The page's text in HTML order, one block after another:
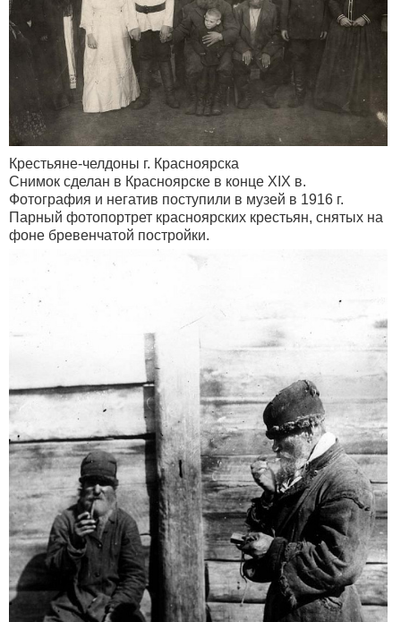
Крестьяне-челдоны г. Красноярска
Снимок сделан в Красноярске в конце ХIХ в.
Фотография и негатив поступили в музей в 1916 г.
Парный фотопортрет красноярских крестьян, снятых на
фоне бревенчатой постройки.